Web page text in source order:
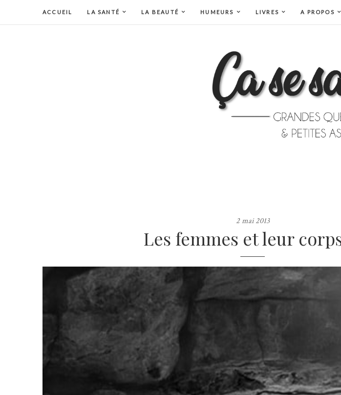
ACCUEIL LA SANTÉ LA BEAUTÉ HUMEURS LIVRES A PROPOS
2 mai 2013
Les femmes et leur